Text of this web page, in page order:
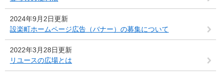
2024年9月2日更新
設楽町ホームページ広告（バナー）の募集について
2022年3月28日更新
リユースの広場とは